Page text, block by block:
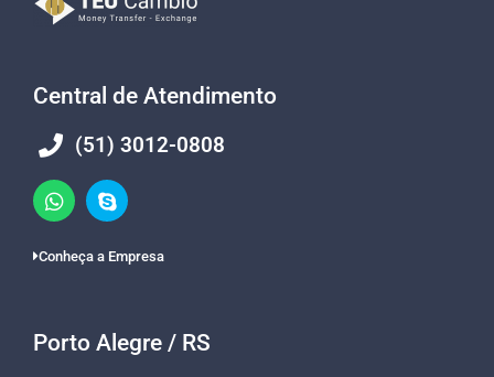
Central de Atendimento
(51) 3012-0808
Conheça a Empresa
Porto Alegre / RS